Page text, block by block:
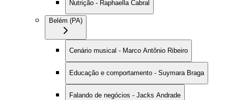
Nutrição - Raphaella Cabral
Belém (PA)
Cenário musical - Marco Antônio Ribeiro
Educação e comportamento - Suymara Braga
Falando de negócios - Jacks Andrade